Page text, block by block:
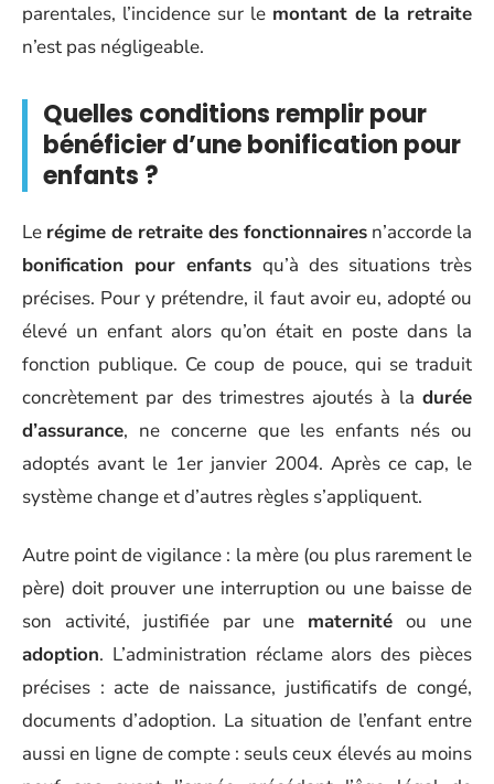
parentales, l’incidence sur le montant de la retraite
n’est pas négligeable.
Quelles conditions remplir pour
bénéficier d’une bonification pour
enfants ?
Le régime de retraite des fonctionnaires n’accorde la
bonification pour enfants qu’à des situations très
précises. Pour y prétendre, il faut avoir eu, adopté ou
élevé un enfant alors qu’on était en poste dans la
fonction publique. Ce coup de pouce, qui se traduit
concrètement par des trimestres ajoutés à la durée
d’assurance, ne concerne que les enfants nés ou
adoptés avant le 1er janvier 2004. Après ce cap, le
système change et d’autres règles s’appliquent.
Autre point de vigilance : la mère (ou plus rarement le
père) doit prouver une interruption ou une baisse de
son activité, justifiée par une maternité ou une
adoption. L’administration réclame alors des pièces
précises : acte de naissance, justificatifs de congé,
documents d’adoption. La situation de l’enfant entre
aussi en ligne de compte : seuls ceux élevés au moins